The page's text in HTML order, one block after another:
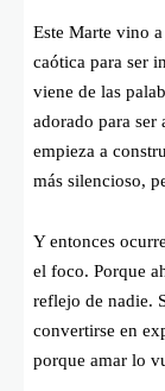
Este Marte vino
caótica para ser
viene de las
adorado para ser
empieza a
más silencioso,
Y entonces
el foco. Porque
reflejo de nadie.
convertirse en
porque amar lo